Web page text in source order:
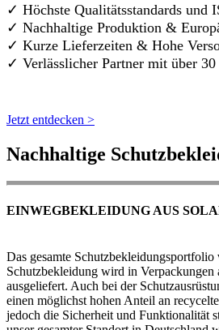
✓ Höchste Qualitätsstandards und
✓ Nachhaltige Produktion &
✓ Kurze Lieferzeiten & Hohe
✓ Verlässlicher Partner mit über 30
Jetzt entdecken >
Nachhaltige
EINWEGBEKLEIDUNG AUS
Das gesamte
Schutzbekleidung wird in Verpackungen
ausgeliefert. Auch bei der
einen möglichst hohen Anteil an
jedoch die Sicherheit und Funktionalität